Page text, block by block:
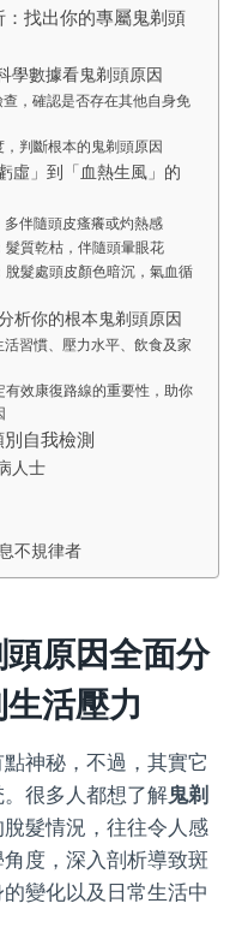
：找出你的專屬鬼剃頭
學數據看鬼剃頭原因
，確認是否存在其他自身免
判斷根本的鬼剃頭原因
虛」到「血熱生風」的
伴隨頭皮瘙癢或灼熱感
質乾枯，伴隨頭暈眼花
髮處頭皮顏色暗沉，氣血循
析你的根本鬼剃頭原因
習慣、壓力水平、飲食及家
效康復路線的重要性，助你
自我檢測
人士
不規律者
頭原因全面分
活壓力
神秘，不過，其實它
很多人都想了解鬼剃
髮情況，往往令人感
度，深入剖析導致斑
變化以及日常生活中